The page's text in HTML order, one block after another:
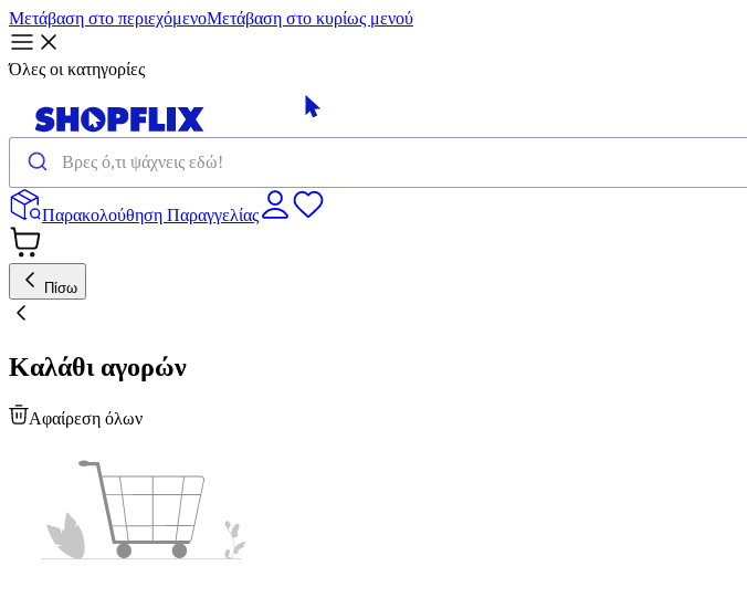
Μετάβαση στο περιεχόμενοΜετάβαση στο κυρίως μενού
Όλες οι κατηγορίες
Παρακολούθηση Παραγγελίας
Πίσω
Καλάθι αγορών
Αφαίρεση όλων